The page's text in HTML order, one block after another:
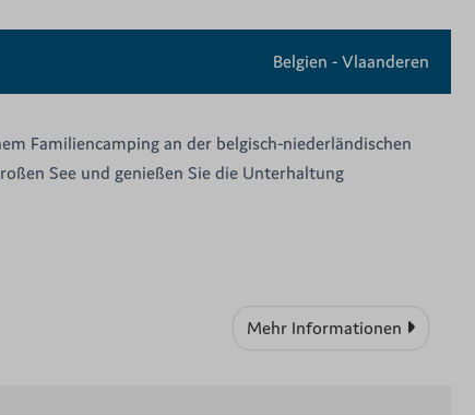
Belgien - Vlaanderen
Familiencamping an der belgisch-niederländischen
See und genießen Sie die Unterhaltung
Mehr Informationen